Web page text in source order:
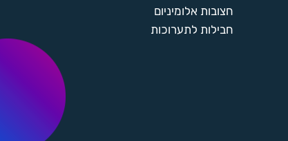
חצובות אלומיניום
חבילות לתערוכות